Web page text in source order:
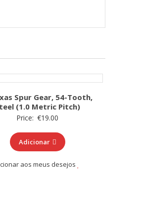
Spur Gear, 54-Tooth,
(1.0 Metric Pitch)
Price: €19.00
Adicionar
aos meus desejos